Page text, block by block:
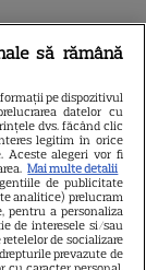
Anne
Blunt la
de la
ar fi primit
să rămână
pe dispozitivul
datelor cu
dvs. făcând clic
legitim în orice
Aceste alegeri vor fi
Mai multe detalii
de publicitate
analitice) prelucram
pentru a personaliza
de interesele si/sau
de socializare
prevazute de